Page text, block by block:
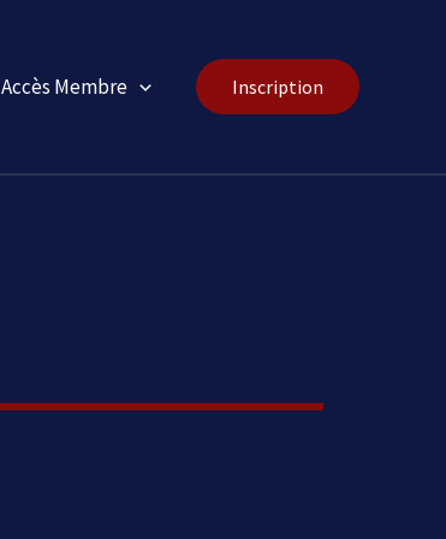
Accès Membre Inscription